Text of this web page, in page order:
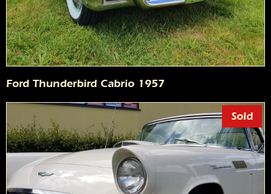
Ford Thunderbird Cabrio 1957
Sold